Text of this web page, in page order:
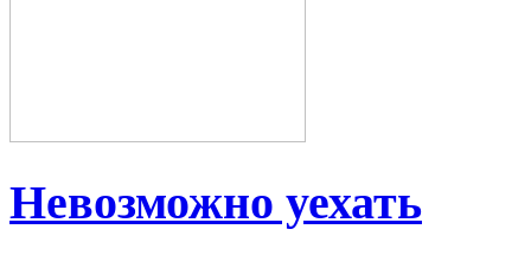
Невозможно уехать